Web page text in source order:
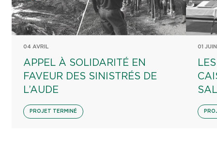
04 AVRIL
APPEL À SOLIDARITÉ EN
FAVEUR DES SINISTRÉS DE
L’AUDE
PROJET TERMINÉ
01 JUIN